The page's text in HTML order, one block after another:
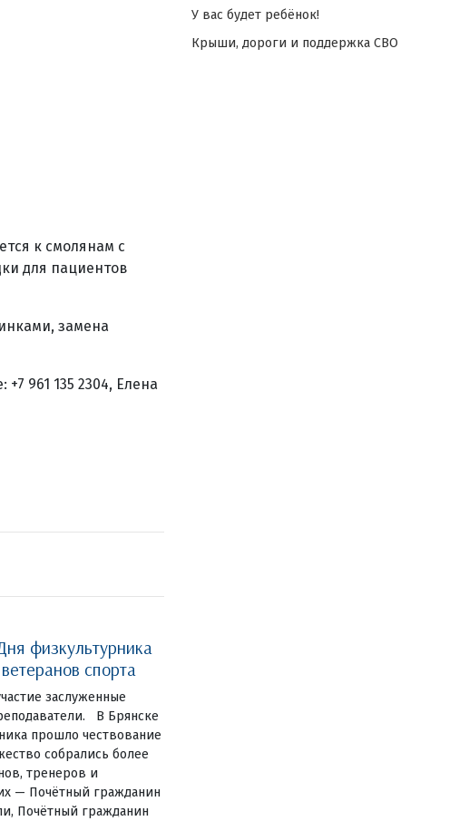
к смолянам с
для пациентов
замена
961 135 2304, Елена
физкультурника
спорта
заслуженные
В Брянске
прошло чествование
собрались более
тренеров и
— Почётный гражданин
Почётный гражданин
У вас будет ребёнок!
Крыши, дороги и поддержка СВО